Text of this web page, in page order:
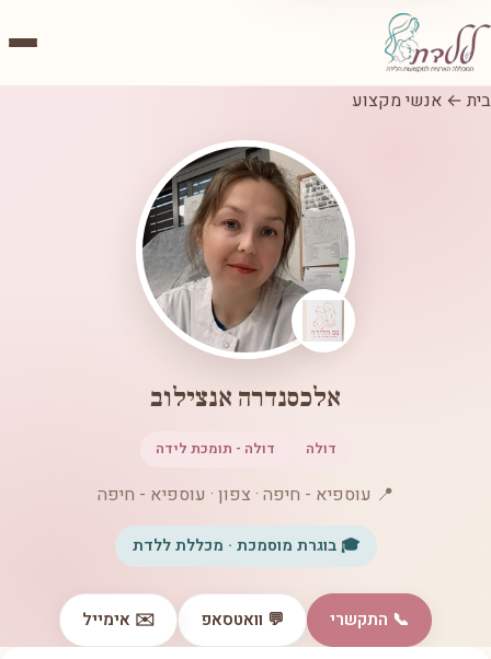
בית ← אנשי מקצוע
אלכסנדרה אנצילוב
דולה דולה - תומכת לידה
📍 עוספיא - חיפה · צפון · עוספיא - חיפה
🎓 בוגרת מוסמכת · מכללת ללדת
📞 התקשרי 💬 וואטסאפ ✉️ אימייל